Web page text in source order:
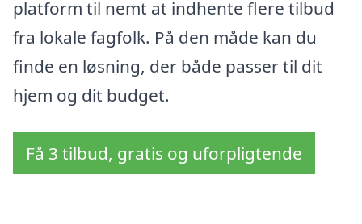
platform til nemt at indhente flere tilbud
fra lokale fagfolk. På den måde kan du
finde en løsning, der både passer til dit
hjem og dit budget.
Få 3 tilbud, gratis og uforpligtende